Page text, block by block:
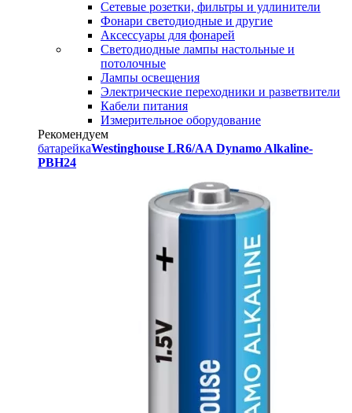
Сетевые розетки, фильтры и удлинители
Фонари светодиодные и другие
Аксессуары для фонарей
Светодиодные лампы настольные и
потолочные
Лампы освещения
Электрические переходники и разветвители
Кабели питания
Измерительное оборудование
Рекомендуем
батарейкаWestinghouse LR6/AA Dynamo Alkaline-
PBH24